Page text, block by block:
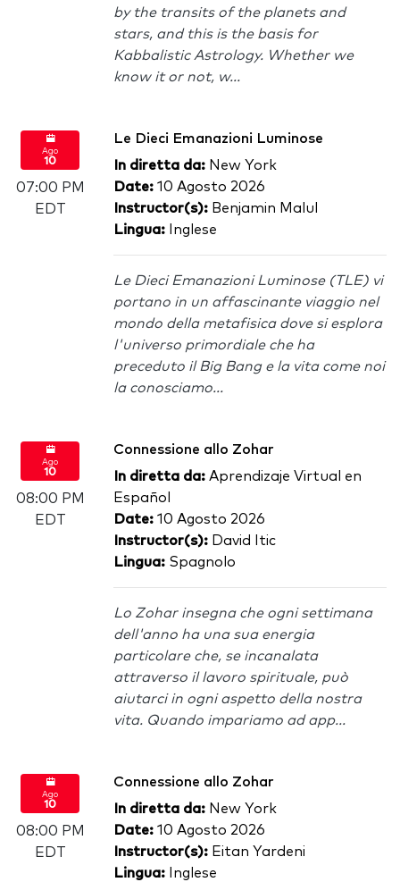
by the transits of the planets and
stars, and this is the basis for
Kabbalistic Astrology. Whether we
know it or not, w...
Ago
10
07:00 PM
EDT
Le Dieci Emanazioni Luminose
In diretta da: New York
Date: 10 Agosto 2026
Instructor(s): Benjamin Malul
Lingua: Inglese
Le Dieci Emanazioni Luminose (TLE) vi
portano in un affascinante viaggio nel
mondo della metafisica dove si esplora
l'universo primordiale che ha
preceduto il Big Bang e la vita come noi
la conosciamo...
Ago
10
08:00 PM
EDT
Connessione allo Zohar
In diretta da: Aprendizaje Virtual en
Español
Date: 10 Agosto 2026
Instructor(s): David Itic
Lingua: Spagnolo
Lo Zohar insegna che ogni settimana
dell'anno ha una sua energia
particolare che, se incanalata
attraverso il lavoro spirituale, può
aiutarci in ogni aspetto della nostra
vita. Quando impariamo ad app...
Ago
10
08:00 PM
EDT
Connessione allo Zohar
In diretta da: New York
Date: 10 Agosto 2026
Instructor(s): Eitan Yardeni
Lingua: Inglese